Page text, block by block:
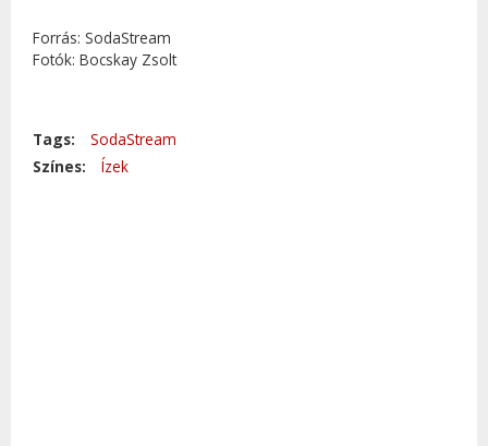
Forrás: SodaStream
Fotók: Bocskay Zsolt
Tags:
SodaStream
Színes:
Ízek